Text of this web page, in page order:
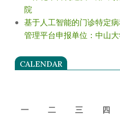
院
基于人工智能的门诊特定
管理平台申报单位：中山
CALENDAR
一
二 三 四